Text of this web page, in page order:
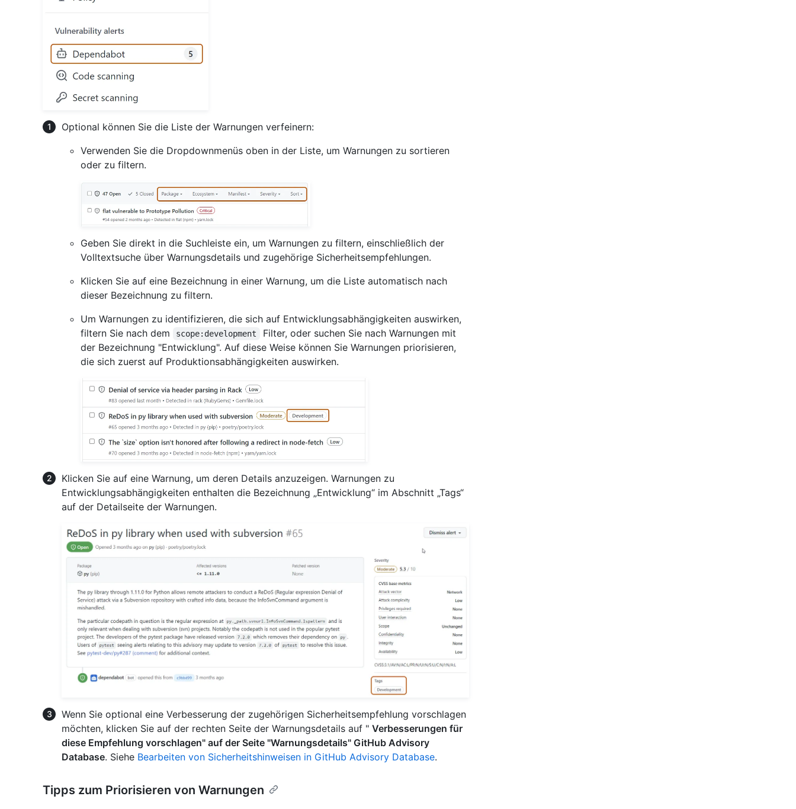
Optional können Sie die Liste der Warnungen verfeinern:
Verwenden Sie die Dropdownmenüs oben in der Liste, um Warnungen zu sortieren
oder zu filtern.
Geben Sie direkt in die Suchleiste ein, um Warnungen zu filtern, einschließlich der
Volltextsuche über Warnungsdetails und zugehörige Sicherheitsempfehlungen.
Klicken Sie auf eine Bezeichnung in einer Warnung, um die Liste automatisch nach
dieser Bezeichnung zu filtern.
Um Warnungen zu identifizieren, die sich auf Entwicklungsabhängigkeiten auswirken,
filtern Sie nach dem
scope:development
Filter, oder suchen Sie nach Warnungen mit
der Bezeichnung "Entwicklung". Auf diese Weise können Sie Warnungen priorisieren,
die sich zuerst auf Produktionsabhängigkeiten auswirken.
Klicken Sie auf eine Warnung, um deren Details anzuzeigen. Warnungen zu
Entwicklungsabhängigkeiten enthalten die Bezeichnung „Entwicklung“ im Abschnitt „Tags“
auf der Detailseite der Warnungen.
Wenn Sie optional eine Verbesserung der zugehörigen Sicherheitsempfehlung vorschlagen
möchten, klicken Sie auf der rechten Seite der Warnungsdetails auf " Verbesserungen für
diese Empfehlung vorschlagen" auf der Seite "Warnungsdetails" GitHub Advisory
Database. Siehe Bearbeiten von Sicherheitshinweisen in GitHub Advisory Database.
Tipps zum Priorisieren von Warnungen